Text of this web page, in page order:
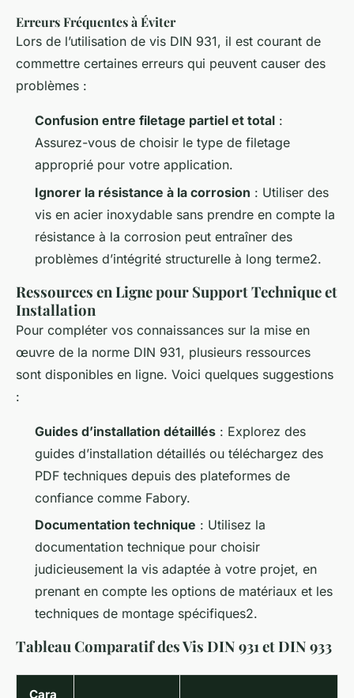
Erreurs Fréquentes à Éviter
Lors de l’utilisation de vis DIN 931, il est courant de
commettre certaines erreurs qui peuvent causer des
problèmes :
Confusion entre filetage partiel et total :
Assurez-vous de choisir le type de filetage
approprié pour votre application.
Ignorer la résistance à la corrosion : Utiliser des
vis en acier inoxydable sans prendre en compte la
résistance à la corrosion peut entraîner des
problèmes d’intégrité structurelle à long terme2.
Ressources en Ligne pour Support Technique et
Installation
Pour compléter vos connaissances sur la mise en
œuvre de la norme DIN 931, plusieurs ressources
sont disponibles en ligne. Voici quelques suggestions
:
Guides d’installation détaillés : Explorez des
guides d’installation détaillés ou téléchargez des
PDF techniques depuis des plateformes de
confiance comme Fabory.
Documentation technique : Utilisez la
documentation technique pour choisir
judicieusement la vis adaptée à votre projet, en
prenant en compte les options de matériaux et les
techniques de montage spécifiques2.
Tableau Comparatif des Vis DIN 931 et DIN 933
Cara